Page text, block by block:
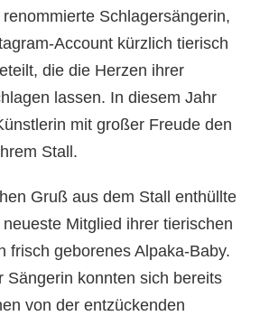
Schlagersängerin,
Account kürzlich tierisch
die die Herzen ihrer
lassen. In diesem Jahr
mit großer Freude den
Stall.
Gruß aus dem Stall enthüllte
Mitglied ihrer tierischen
frisch geborenes Alpaka-Baby.
Sängerin konnten sich bereits
von der entzückenden